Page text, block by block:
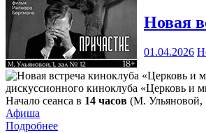
Новая
01.04.2026
дискуссионного киноклуба «Церковь и
Начало сеанса в 14 часов (М. Ульяновой,
Афиша
Подробнее